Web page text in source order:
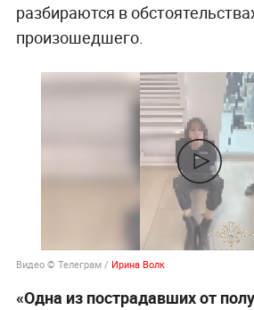
разбираются в
произошедшего.
Видео © Телеграм / Ирина Волк
«Одна из пострадавших от